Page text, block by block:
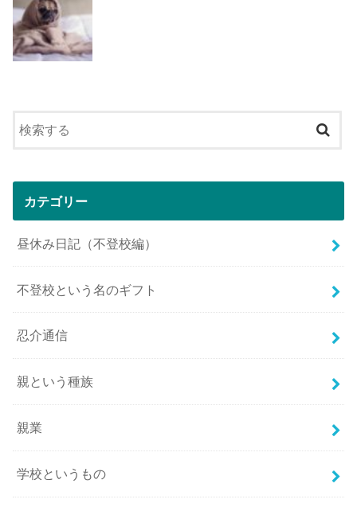
カテゴリー
昼休み日記（不登校編）
不登校という名のギフト
忍介通信
親という種族
親業
学校というもの